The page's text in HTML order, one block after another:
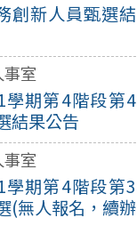
創新人員甄選結
事室
學期第4階段第4
結果公告
事室
期第4階段第3
(無人報名，續辦